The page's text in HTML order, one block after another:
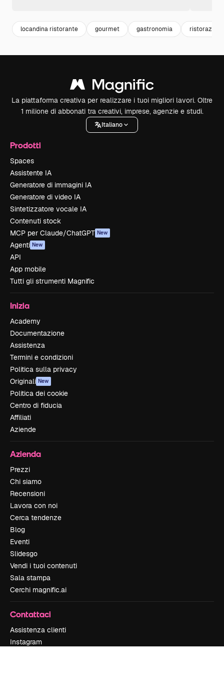
locandina ristorante gourmet gastronomia ristorazione
La piattaforma creativa per realizzare i tuoi migliori lavori. Oltre
1 milione di abbonati tra creativi, imprese, agenzie e studi.
Italiano
Prodotti
Spaces
Assistente IA
Generatore di immagini IA
Generatore di video IA
Sintetizzatore vocale IA
Contenuti stock
MCP per Claude/ChatGPT New
Agenti New
API
App mobile
Tutti gli strumenti Magnific
Inizia
Academy
Documentazione
Assistenza
Termini e condizioni
Politica sulla privacy
Originali New
Politica dei cookie
Centro di fiducia
Affiliati
Aziende
Azienda
Prezzi
Chi siamo
Recensioni
Lavora con noi
Cerca tendenze
Blog
Eventi
Slidesgo
Vendi i tuoi contenuti
Sala stampa
Cerchi magnific.ai
Contattaci
Assistenza clienti
Instagram